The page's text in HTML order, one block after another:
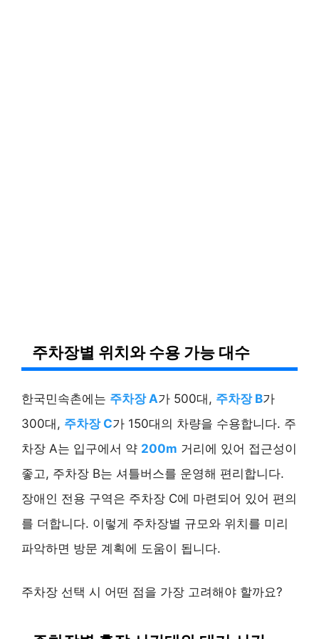
주차장별 위치와 수용 가능 대수
한국민속촌에는 주차장 A가 500대, 주차장 B가
300대, 주차장 C가 150대의 차량을 수용합니다. 주
차장 A는 입구에서 약 200m 거리에 있어 접근성이
좋고, 주차장 B는 셔틀버스를 운영해 편리합니다.
장애인 전용 구역은 주차장 C에 마련되어 있어 편의
를 더합니다. 이렇게 주차장별 규모와 위치를 미리
파악하면 방문 계획에 도움이 됩니다.
주차장 선택 시 어떤 점을 가장 고려해야 할까요?